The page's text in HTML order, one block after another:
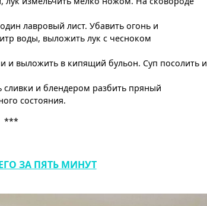
лавровый лист. Убавить огонь и
воды, выложить лук с чесноком
и выложить в кипящий бульон. Суп посолить и
сливки и блендером разбить пряный
состояния.
***
ЗА ПЯТЬ МИНУТ